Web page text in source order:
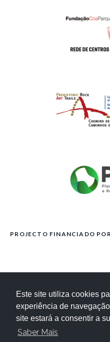
Este site utiliza cookies
experiência de
site estará a consentir a
Saber Mais
PROJECTO FINANCIADO
Código de Conduta